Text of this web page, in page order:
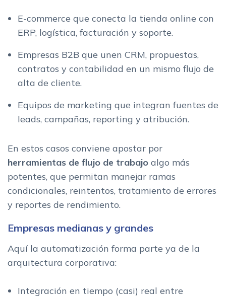
E-commerce que conecta la tienda online con
ERP, logística, facturación y soporte.
Empresas B2B que unen CRM, propuestas,
contratos y contabilidad en un mismo flujo de
alta de cliente.
Equipos de marketing que integran fuentes de
leads, campañas, reporting y atribución.
En estos casos conviene apostar por
herramientas de flujo de trabajo algo más
potentes, que permitan manejar ramas
condicionales, reintentos, tratamiento de errores
y reportes de rendimiento.
Empresas medianas y grandes
Aquí la automatización forma parte ya de la
arquitectura corporativa:
Integración en tiempo (casi) real entre